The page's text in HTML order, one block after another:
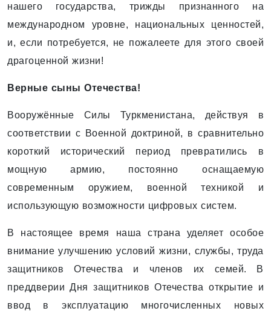
нашего государства, трижды признанного на
международном уровне, национальных ценностей,
и, если потребуется, не пожалеете для этого своей
драгоценной жизни!
Верные сыны Отечества!
Вооружённые Силы Туркменистана, действуя в
соответствии с Военной доктриной, в сравнительно
короткий исторический период превратились в
мощную армию, постоянно оснащаемую
современным оружием, военной техникой и
использующую возможности цифровых систем.
В настоящее время наша страна уделяет особое
внимание улучшению условий жизни, службы, труда
защитников Оте­чества и членов их семей. В
преддверии Дня защитников Отечества открытие и
ввод в эксплуатацию многочисленных новых